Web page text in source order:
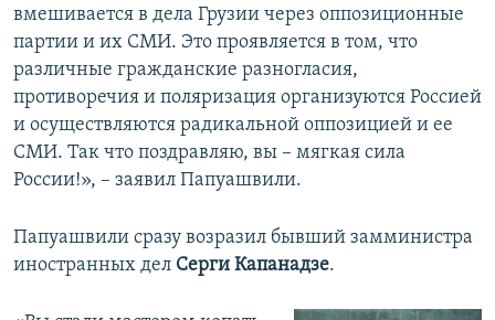
вмешивается в дела Грузии через оппозиционные
партии и их СМИ. Это проявляется в том, что
различные гражданские разногласия,
противоречия и поляризация организуются Россией
и осуществляются радикальной оппозицией и ее
СМИ. Так что поздравляю, вы – мягкая сила
России!», – заявил Папуашвили.
Папуашвили сразу возразил бывший замминистра
иностранных дел Серги Капанадзе.